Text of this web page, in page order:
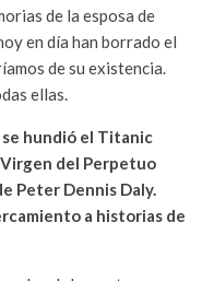
de la esposa de
en día han borrado el
de su existencia.
ellas.
hundió el Titanic
del Perpetuo
Peter Dennis Daly.
a historias de